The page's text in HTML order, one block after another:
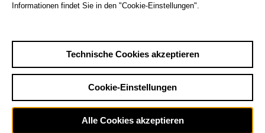
Informationen findet Sie in den "Cookie-Einstellungen".
Technische Cookies akzeptieren
Cookie-Einstellungen
Alle Cookies akzeptieren